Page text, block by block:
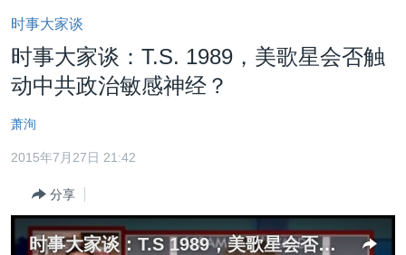
链
接
跳
转
内
容
到
中国
最新国际新闻
印太
分类新闻
经济·金融·贸易
美中关系
时事大家谈
时事大家谈：T.S. 1989，美歌星会否触
动中共政治敏感神经？
萧洵
2015年7月27日 21:42
分享
时事大家谈：T.S 1989，美歌星会否触动中共政治敏感神经？